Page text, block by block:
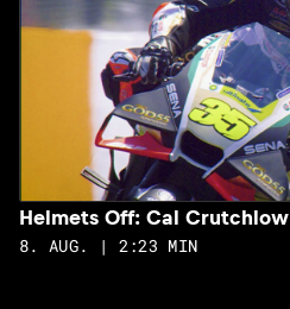
Helmets Off: Cal Crutchlow
8. AUG. | 2:23 MIN